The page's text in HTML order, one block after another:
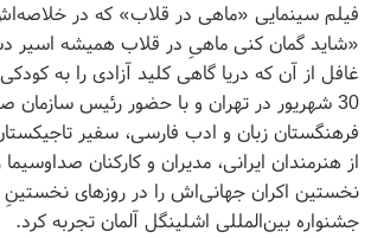
فیلم سینمایی «ماهی در قلاب» که در
«شاید گمان کنی ماهیِ در قلاب همیشه اسیر
غافل از آن که دریا گاهی کلید آزادی را به
30 شهریور در تهران و با حضور رئیس سازمان
فرهنگستان زبان و ادب فارسی، سفیر
از هنرمندان ایرانی، مدیران و کارکنان
نخستین اکران جهانی‌اش را در روزهای نخستینِ
جشنواره بین‌المللی اشلینگل آلمان تجربه کرد.